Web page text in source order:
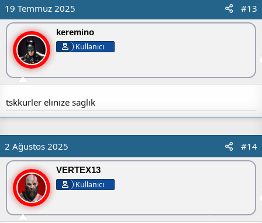
19 Temmuz 2025 #13
keremino
Kullanıcı
tskkurler elınıze saglık
2 Ağustos 2025 #14
VERTEX13
Kullanıcı